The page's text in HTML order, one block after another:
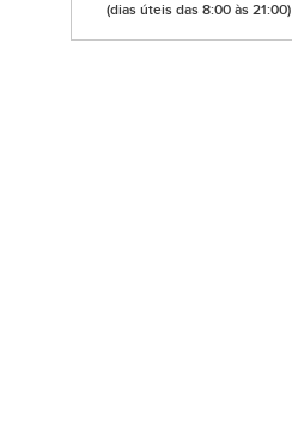
(dias úteis das 8:00 às 21:00)